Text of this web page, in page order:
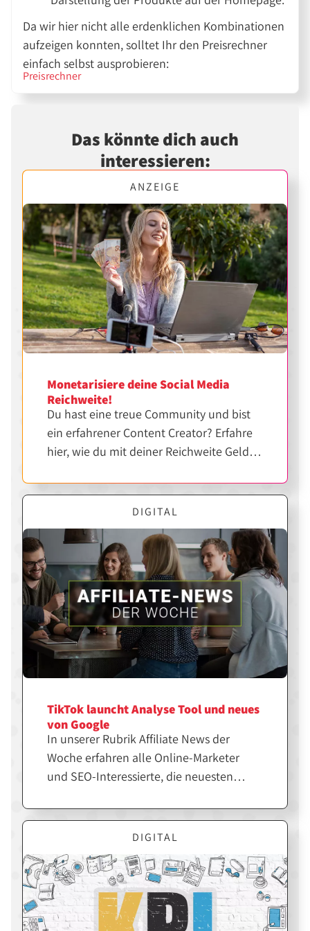
Da wir hier nicht alle erdenklichen Kombinationen
aufzeigen konnten, solltet Ihr den Preisrechner
einfach selbst ausprobieren:
Preisrechner
Das könnte dich auch
interessieren:
ANZEIGE
Monetarisiere deine Social Media
Reichweite!
Du hast eine treue Community und bist
ein erfahrener Content Creator? Erfahre
hier, wie du mit deiner Reichweite Geld
DIGITAL
TikTok launcht Analyse Tool und neues
von Google
In unserer Rubrik Affiliate News der
Woche erfahren alle Online-Marketer
und SEO-Interessierte, die neuesten
perfekte Zusammenfassung für alle, die
den Überblick nicht verlieren wollen.
Googles Search Console Insights gehen
in die zweite Runde. Die ersten User
können können nun in der Beta-Phase
testen, wie ihre Inhalte ankommen, um
diese dann bestmöglich zu optimieren.
DIGITAL